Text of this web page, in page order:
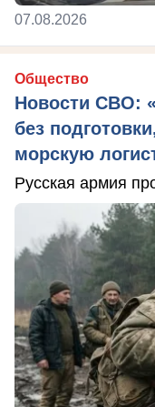
07.08.2026
Общество
Новости СВО:
без
морскую
Русская армия